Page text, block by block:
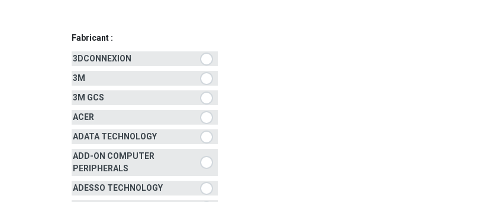
Fabricant :
3DCONNEXION
3M
3M GCS
ACER
ADATA TECHNOLOGY
ADD-ON COMPUTER
PERIPHERALS
ADESSO TECHNOLOGY